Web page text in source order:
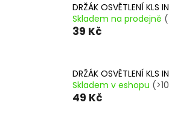
DRŽÁK OSVĚTLENÍ KLS
Skladem na prodejně
39 Kč
DRŽÁK OSVĚTLENÍ KLS
Skladem v eshopu
49 Kč